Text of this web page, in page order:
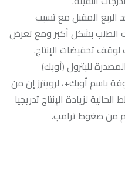
المقبل مع تسبب
الطلب بشكل أكبر ومع تعرض
تخفيضات الإنتاج.
للبترول (أوبك)
باسم أوبك+، لرويترز إن من
لزيادة الإنتاج تدريجيا
من ضغوط ترامب.